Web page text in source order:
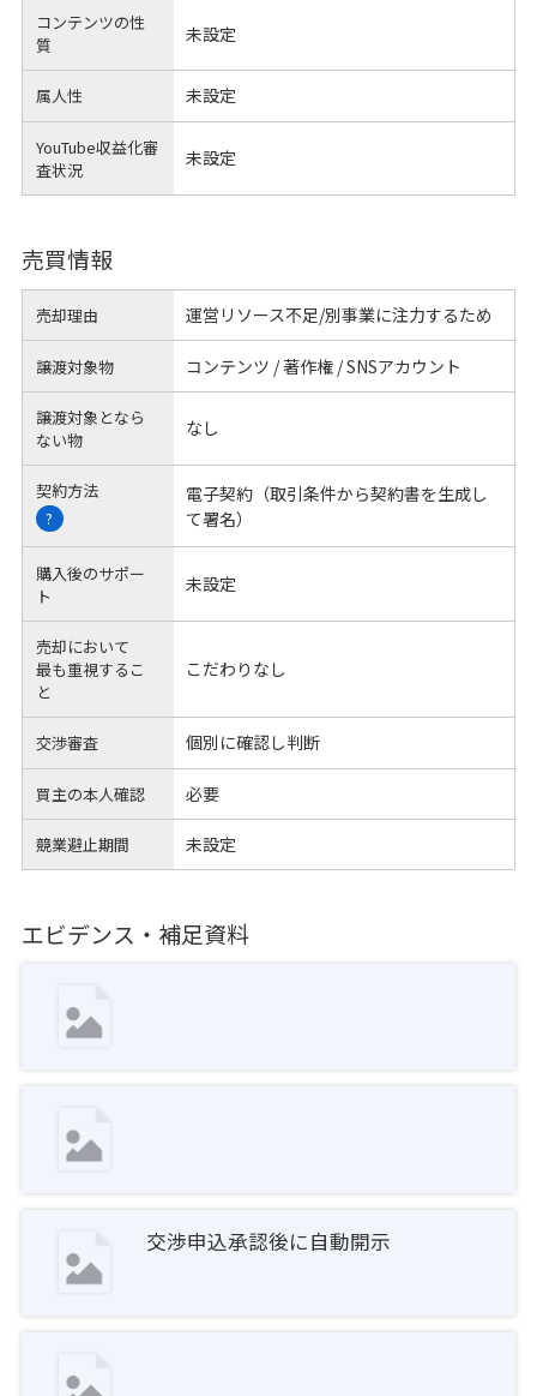
コンテンツの性
質
未設定
属人性 未設定
YouTube収益化審
査状況
未設定
売買情報
売却理由 運営リソース不足/別事業に注力するため
譲渡対象物 コンテンツ / 著作権 / SNSアカウント
譲渡対象となら
ない物
なし
契約方法
?
電子契約（取引条件から契約書を生成し
て署名）
購入後のサポー
ト
未設定
売却において
最も重視するこ
と
こだわりなし
交渉審査 個別に確認し判断
買主の本人確認 必要
競業避止期間 未設定
エビデンス・補足資料
交渉申込承認後に自動開示